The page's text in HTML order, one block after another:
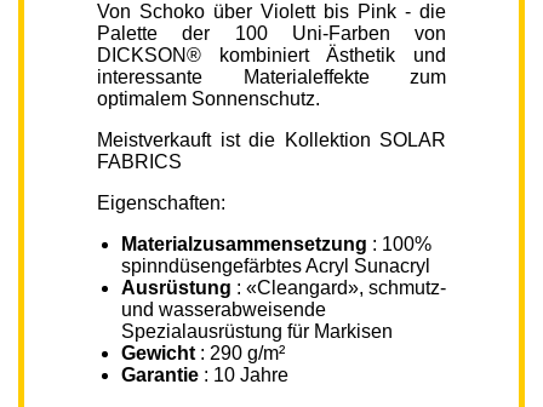
Von Schoko über Violett bis Pink - die
Palette der 100 Uni-Farben von
DICKSON® kombiniert Ästhetik und
interessante Materialeffekte zum
optimalem Sonnenschutz.
Meistverkauft ist die Kollektion SOLAR
FABRICS
Eigenschaften:
Materialzusammensetzung : 100%
spinndüsengefärbtes Acryl Sunacryl
Ausrüstung : «Cleangard», schmutz-
und wasserabweisende
Spezialausrüstung für Markisen
Gewicht : 290 g/m²
Garantie : 10 Jahre